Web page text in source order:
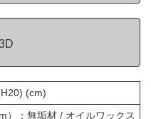
(cm)
）：無垢材 / オイルワックス